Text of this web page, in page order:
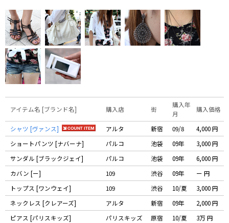
アイテム名 [ブランド名] 購入店 街
購入年
月
購入価格
シャツ [ヴァンス] アルタ 新宿 09/8
4,000 円
ショートパンツ [ナバーナ]
パルコ 池袋 09年
3,000 円
サンダル [ブラックジェイ]
パルコ 池袋 09年
6,000 円
カバン [ー]
109 渋谷 09年
ー 円
トップス [ワンウェイ]
109 渋谷 10/夏
3,000 円
ネックレス [クレアーズ]
アルタ 新宿 09年
2,000 円
ピアス [パリスキッズ]
パリスキッズ 原宿 10/夏 3万 円